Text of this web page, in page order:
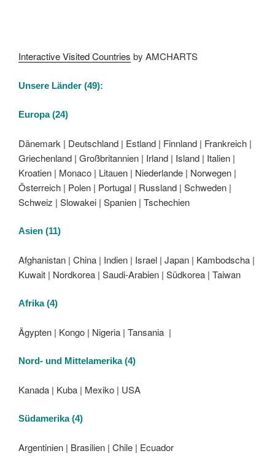
Interactive Visited Countries by AMCHARTS
Unsere Länder (49):
Europa (24)
Dänemark | Deutschland | Estland | Finnland | Frankreich |
Griechenland | Großbritannien | Irland | Island | Italien |
Kroatien | Monaco | Litauen | Niederlande | Norwegen |
Österreich | Polen | Portugal | Russland | Schweden |
Schweiz | Slowakei | Spanien | Tschechien
Asien (11)
Afghanistan | China | Indien | Israel | Japan | Kambodscha |
Kuwait | Nordkorea | Saudi-Arabien | Südkorea | Taiwan
Afrika (4)
Ägypten | Kongo | Nigeria | Tansania |
Nord- und Mittelamerika (4)
Kanada | Kuba | Mexiko | USA
Südamerika (4)
Argentinien | Brasilien | Chile | Ecuador